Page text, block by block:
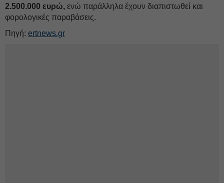
2.500.000 ευρώ, ενώ παράλληλα έχουν διαπιστωθεί και
φορολογικές παραβάσεις.
Πηγή: ertnews.gr